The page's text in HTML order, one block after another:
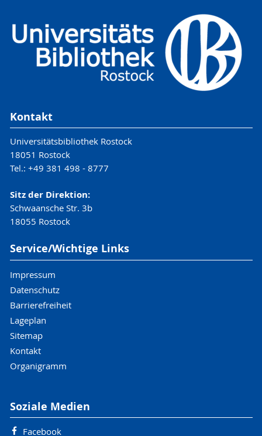
Kontakt
Universitätsbibliothek Rostock
18051 Rostock
Tel.: +49 381 498 - 8777
Sitz der Direktion:
Schwaansche Str. 3b
18055 Rostock
Service/Wichtige Links
Impressum
Datenschutz
Barrierefreiheit
Lageplan
Sitemap
Kontakt
Organigramm
Soziale Medien
Facebook